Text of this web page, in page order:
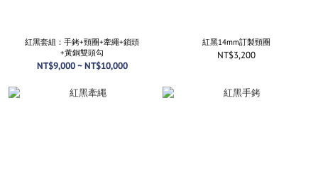
紅黑套組：手銬+頸圈+牽繩+鎖頭
+黃銅雙頭勾
NT$9,000 ~ NT$10,000
紅黑14mm訂製頸圈
NT$3,200